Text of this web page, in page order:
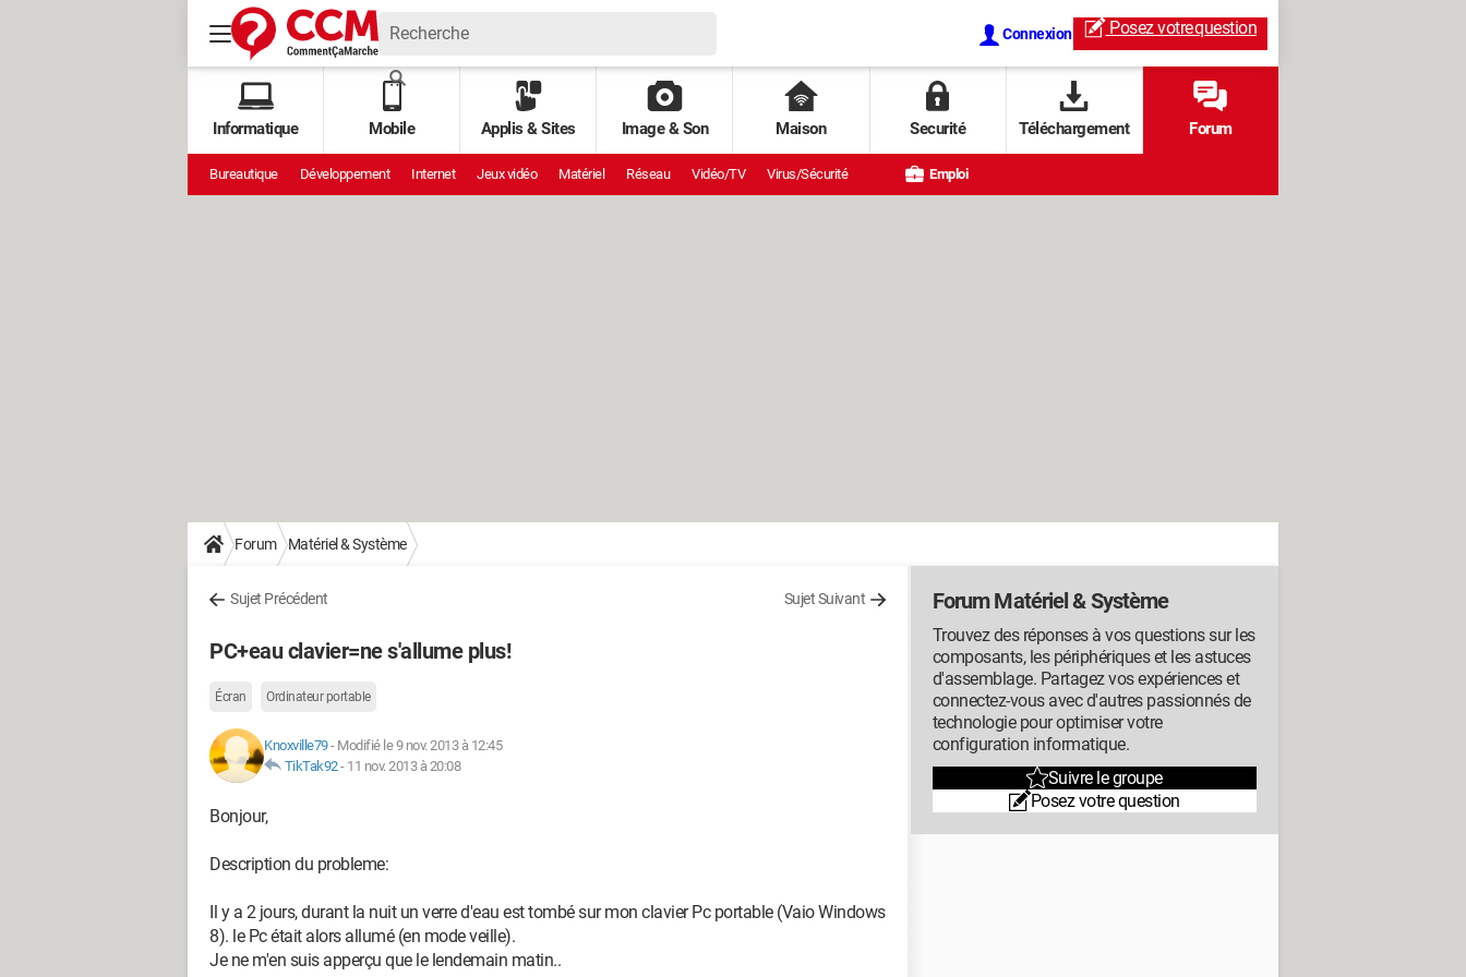
Connexion Posez votrequestion
Informatique Mobile Applis & Sites Image & Son Maison Securité Téléchargement Forum
Bureautique Développement Internet Jeux vidéo Matériel Réseau Vidéo/TV Virus/Sécurité Emploi
Forum Matériel & Système
Sujet Précédent Sujet Suivant
PC+eau clavier=ne s'allume plus!
Écran Ordinateur portable
Knoxville79- Modifié le 9 nov. 2013 à 12:45
TikTak92- 11 nov. 2013 à 20:08
Bonjour,
Description du probleme:
Il y a 2 jours, durant la nuit un verre d'eau est tombé sur mon clavier Pc portable (Vaio Windows
8). le Pc était alors allumé (en mode veille).
Je ne m'en suis apperçu que le lendemain matin..
Forum Matériel & Système
Trouvez des réponses à vos questions sur les
composants, les périphériques et les astuces
d'assemblage. Partagez vos expériences et
connectez-vous avec d'autres passionnés de
technologie pour optimiser votre
configuration informatique.
Suivre le groupe
Posez votre question